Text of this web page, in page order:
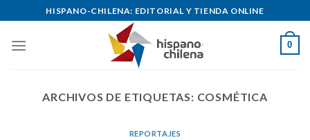
to
content
HISPANO-CHILENA: EDITORIAL Y TIENDA ONLINE
0
ARCHIVOS DE ETIQUETAS: COSMÉTICA
REPORTAJES